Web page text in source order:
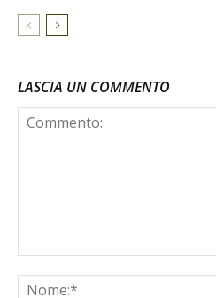
LASCIA UN COMMENTO